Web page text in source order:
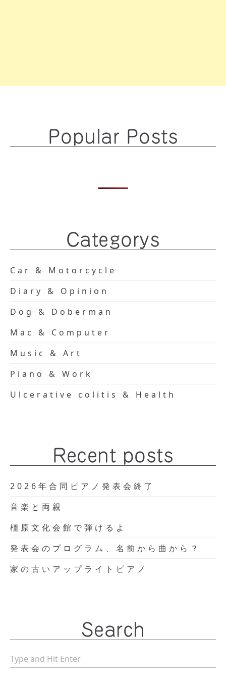
Popular Posts
Categorys
Car & Motorcycle
Diary & Opinion
Dog & Doberman
Mac & Computer
Music & Art
Piano & Work
Ulcerative colitis & Health
Recent posts
2026年合同ピアノ発表会終了
音楽と両親
橿原文化会館で弾けるよ
発表会のプログラム、名前から曲から？
家の古いアップライトピアノ
Search